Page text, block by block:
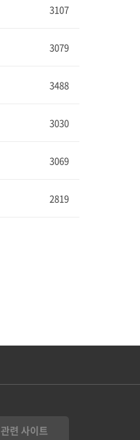
3107
3079
3488
3030
3069
2819
관련 사이트